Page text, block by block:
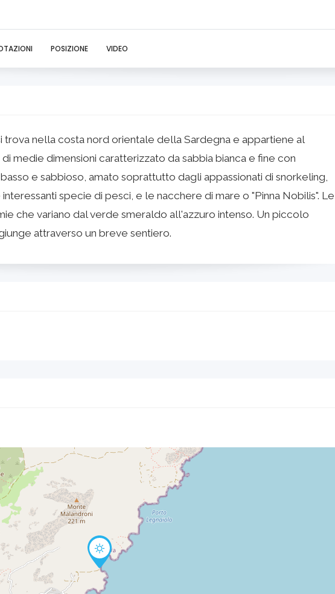
POSIZIONE VIDEO
trova nella costa nord orientale della Sardegna e appartiene al
medie dimensioni caratterizzato da sabbia bianca e fine con
e sabbioso, amato soprattutto dagli appassionati di snorkeling,
specie di pesci, e le nacchere di mare o "Pinna Nobilis". Le
che variano dal verde smeraldo all'azzuro intenso. Un piccolo
attraverso un breve sentiero.